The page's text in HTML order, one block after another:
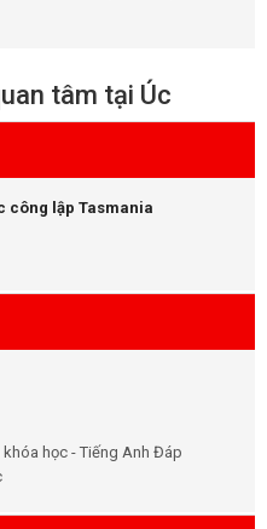
tâm tại Úc
công lập Tasmania
học - Tiếng Anh Đáp